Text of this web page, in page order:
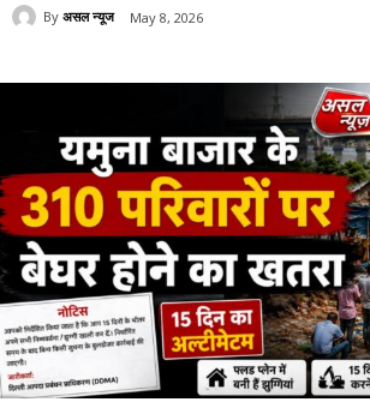
By असल न्यूज May 8, 2026